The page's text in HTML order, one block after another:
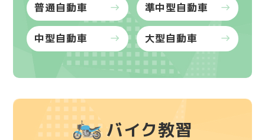
普通自動車 east 準中型自動車 east
中型自動車 east 大型自動車 east
バイク教習